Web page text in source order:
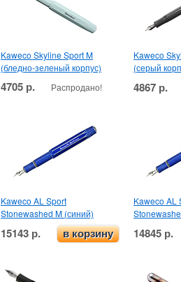
Kaweco Skyline Sport M
(бледно-зеленый корпус)
4705 р. Распродано!
Kaweco
(серый
4867 р.
Kaweco AL Sport
Stonewashed M (синий)
15143 р. в корзину
Kaweco AL
14845 р.